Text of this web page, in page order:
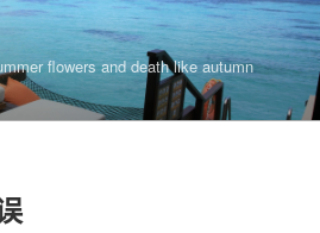
flowers and death like autumn